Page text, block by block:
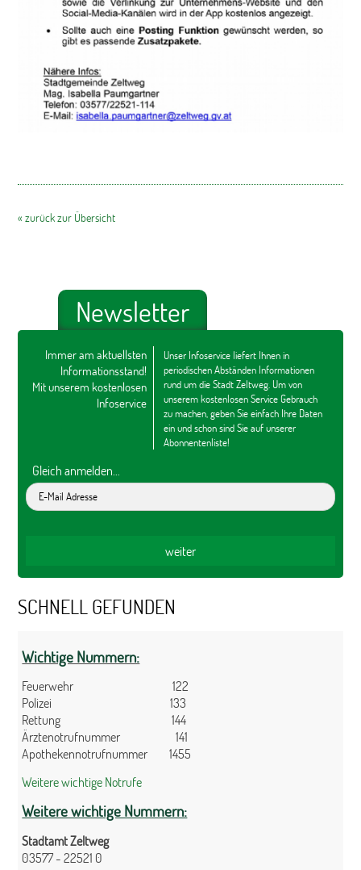
« zurück zur Übersicht
Newsletter
Immer am aktuellsten
Informationsstand!
Mit unserem kostenlosen
Infoservice
Unser Infoservice liefert Ihnen in
periodischen Abständen Informationen
rund um die Stadt Zeltweg. Um von
unserem kostenlosen Service Gebrauch
zu machen, geben Sie einfach Ihre Daten
ein und schon sind Sie auf unserer
Abonnentenliste!
Gleich anmelden...
SCHNELL GEFUNDEN
Wichtige Nummern:
Feuerwehr 122
Polizei 133
Rettung 144
Ärztenotrufnummer 141
Apothekennotrufnummer 1455
Weitere wichtige Notrufe
Weitere wichtige Nummern:
Stadtamt Zeltweg
03577 - 22521 0